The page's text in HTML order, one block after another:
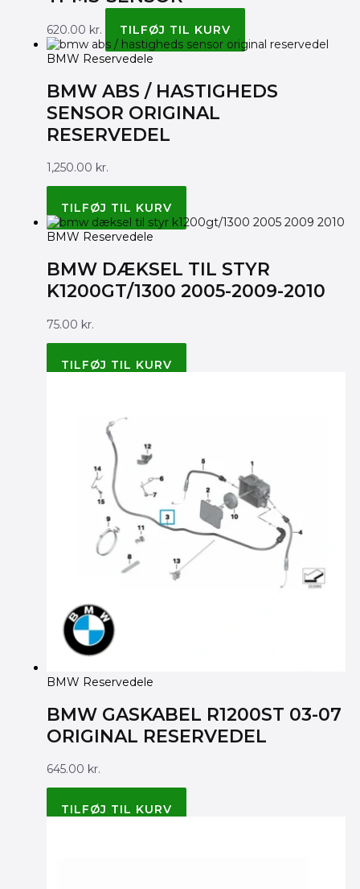
620.00 kr.
TILFØJ TIL KURV
BMW Reservedele
BMW ABS / HASTIGHEDS
SENSOR ORIGINAL
RESERVEDEL
1,250.00 kr.
BMW ORIGINAL 34525A781C5
TILFØJ TIL KURV
BMW Reservedele
BMW DÆKSEL TIL STYR
K1200GT/1300 2005-2009-2010
75.00 kr.
BMW ORIGINAL 32717678307
TILFØJ TIL KURV
BMW Reservedele
BMW GASKABEL R1200ST 03-07
ORIGINAL RESERVEDEL
645.00 kr.
BMW ORIGINAL 32737691798
TILFØJ TIL KURV